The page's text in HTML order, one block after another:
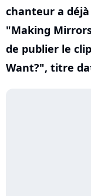
chanteur a
"Making
de publier le
Want?", titre